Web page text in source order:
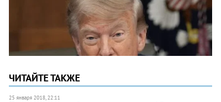
ЧИТАЙТЕ ТАКЖЕ
25 января 2018, 22:11